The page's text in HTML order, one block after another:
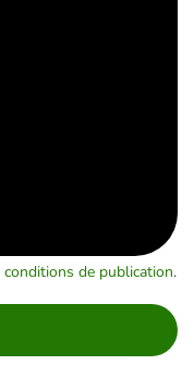
conditions de publication.